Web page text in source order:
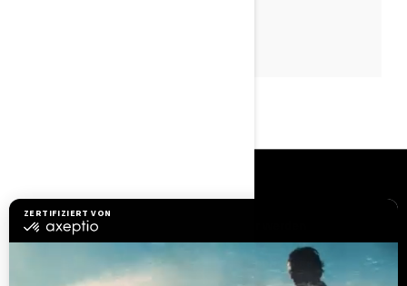
Kundenservice
Sicherheitsrückrufe
BRP Experiences